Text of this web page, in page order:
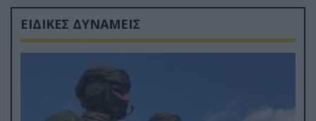
ΕΙΔΙΚΕΣ ΔΥΝΑΜΕΙΣ